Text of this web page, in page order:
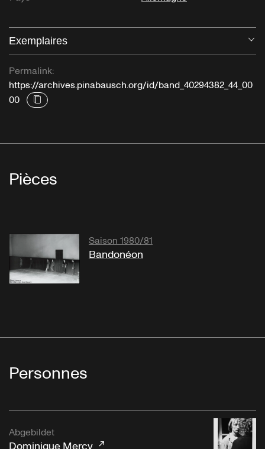
Exemplaires
Permalink:
https://archives.pinabausch.org/id/band_40294382_44_00
00
Pièces
Saison 1980/81
Bandonéon
Personnes
Abgebildet